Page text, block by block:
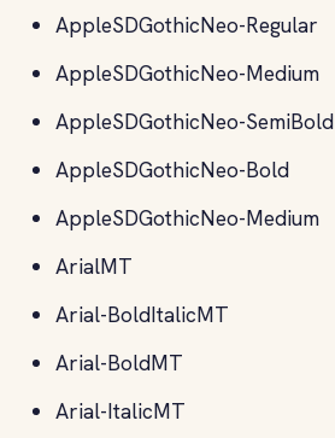
AppleSDGothicNeo-Regular
AppleSDGothicNeo-Medium
AppleSDGothicNeo-SemiBold
AppleSDGothicNeo-Bold
AppleSDGothicNeo-Medium
ArialMT
Arial-BoldItalicMT
Arial-BoldMT
Arial-ItalicMT